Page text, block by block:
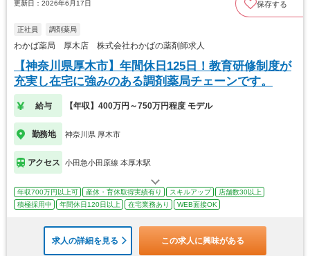
更新日：2026年6月17日 保存する
正社員 調剤薬局
わかば薬局 厚木店 株式会社わかばの薬剤師求人
【神奈川県厚木市】年間休日125日！教育研修制度が
充実し在宅に強みのある調剤薬局チェーンです。
給与 【年収】400万円～750万円程度 モデル
勤務地 神奈川県 厚木市
アクセス 小田急小田原線 本厚木駅
年収700万円以上可 産休・育休取得実績有り スキルアップ
店舗数30以上
積極採用中
年間休日120日以上 在宅業務あり WEB面接OK
求人の詳細を見る この求人に興味がある